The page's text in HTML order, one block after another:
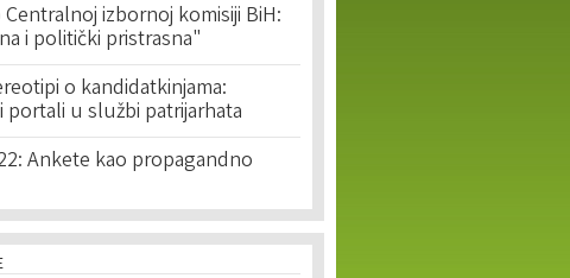
Centralnoj izbornoj komisiji BiH:
i politički pristrasna"
o kandidatkinjama:
portali u službi patrijarhata
Ankete kao propagandno